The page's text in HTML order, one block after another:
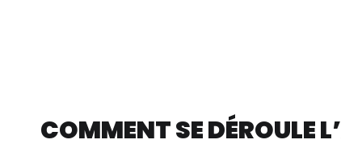
COMMENT SE DÉROULE